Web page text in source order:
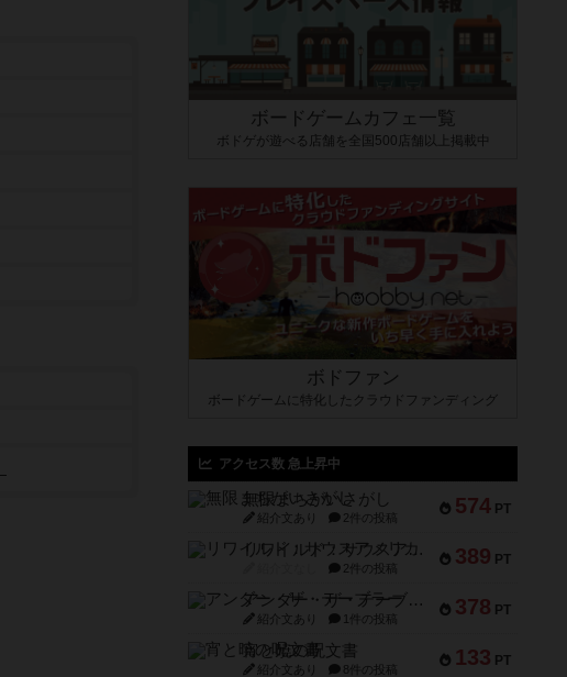
ボードゲームカフェ一覧
ボドゲが遊べる店舗を全国500店舗以上掲載中
ボドファン
ボードゲームに特化したクラウドファンディング
アクセス数 急上昇中
574 PT
無限まちがいさがし
紹介文あり 2件の投稿
389 PT
リワイルド：サウスアメリカ
2件の投稿
378 PT
アンダー・ザ・テーブラー
紹介文あり 1件の投稿
133 PT
宵と暁の呪文書
紹介文あり 8件の投稿